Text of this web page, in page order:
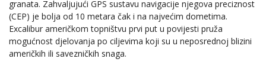
granata. Zahvaljujući GPS sustavu navigacije njegova preciznost
(CEP) je bolja od 10 metara čak i na najvećim dometima.
Excalibur američkom topništvu prvi put u povijesti pruža
mogućnost djelovanja po ciljevima koji su u neposrednoj blizini
američkih ili savezničkih snaga.